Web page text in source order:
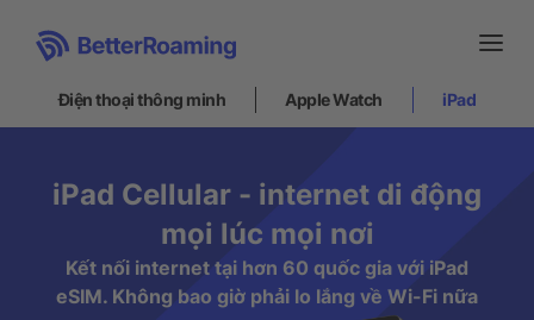
Apple Watch
Điện thoại thông minh Apple Watch iPad
iPad Cellular - internet di động
mọi lúc mọi nơi
Kết nối internet tại hơn 60 quốc gia với iPad
eSIM. Không bao giờ phải lo lắng về Wi-Fi nữa